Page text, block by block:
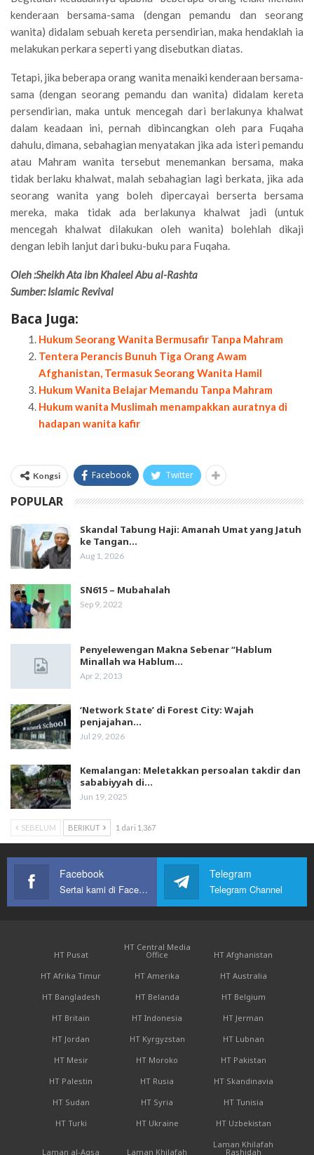
kenderaan bersama-sama (dengan pemandu dan seorang
wanita) didalam sebuah kereta persendirian, maka hendaklah ia
melakukan perkara seperti yang disebutkan diatas.
Tetapi, jika beberapa orang wanita menaiki kenderaan bersama-
sama (dengan seorang pemandu dan wanita) didalam kereta
persendirian, maka untuk mencegah dari berlakunya khalwat
dalam keadaan ini, pernah dibincangkan oleh para Fuqaha
dahulu, dimana, sebahagian menyatakan jika ada isteri pemandu
atau Mahram wanita tersebut menemankan bersama, maka
tidak berlaku khalwat, malah sebahagian lagi berkata, jika ada
seorang wanita yang boleh dipercayai berserta bersama
mereka, maka tidak ada berlakunya khalwat jadi (untuk
mencegah khalwat dilakukan oleh wanita) bolehlah dikaji
dengan lebih lanjut dari buku-buku para Fuqaha.
Oleh:Sheikh Ata ibn Khaleel Abu al-Rashta
Sumber: Islamic Revival
Baca Juga:
Hukum Seorang Wanita Bermusafir Tanpa Mahram
Tentera Perancis Bunuh Tiga Orang Awam
Afghanistan, Termasuk Seorang Wanita Hamil
Hukum Wanita Belajar Memandu Tanpa Mahram
Hukum wanita Muslimah menampakkan auratnya di
hadapan wanita kafir
Kongsi Facebook Twitter
POPULAR
Skandal Tabung Haji: Amanah Umat yang Jatuh
ke Tangan…
Aug 1, 2026
SN615 – Mubahalah
Sep 9, 2022
Penyelewengan Makna Sebenar “Hablum
Minallah wa Hablum…
Apr 2, 2013
‘Network State’ di Forest City: Wajah
penjajahan…
Jul 29, 2026
Kemalangan: Meletakkan persoalan takdir dan
sababiyyah di…
Jun 19, 2025
SEBELUM BERIKUT 1 dari 1,367
Facebook
Sertai kami di Facebook
Telegram
Telegram Channel
HT Pusat
HT Central Media
Office
HT Afghanistan
HT Afrika Timur
HT Amerika
HT Australia
HT Bangladesh
HT Belanda
HT Belgium
HT Britain
HT Indonesia
HT Jerman
HT Jordan
HT Kyrgyzstan
HT Lubnan
HT Mesir
HT Moroko
HT Pakistan
HT Palestin
HT Rusia
HT Skandinavia
HT Sudan
HT Syria
HT Tunisia
HT Turki
HT Ukraine HT Uzbekistan
Laman al-Aqsa Laman Khilafah
Laman Khilafah
Rashidah